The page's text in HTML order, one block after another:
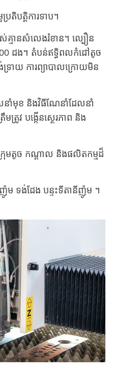
រតិបត្តិការទាប។
គ្មានសំលេងរំខាន។ ល្បឿន
ដង។ តំបន់ឥទ្ធិពលកំដៅតូច
ង់ទ្រាយ ការព្យាបាលក្រោយមិន
នាំមុខ និងវិធីណែនាំដែលនាំ
ត្រូវ បង្កើនស្ថេរភាព និង
រុមតូច កណ្តាល និងផលិតកម្មដ៏
ទង់ដែង បន្ទះទីតានីញ៉ូម ។